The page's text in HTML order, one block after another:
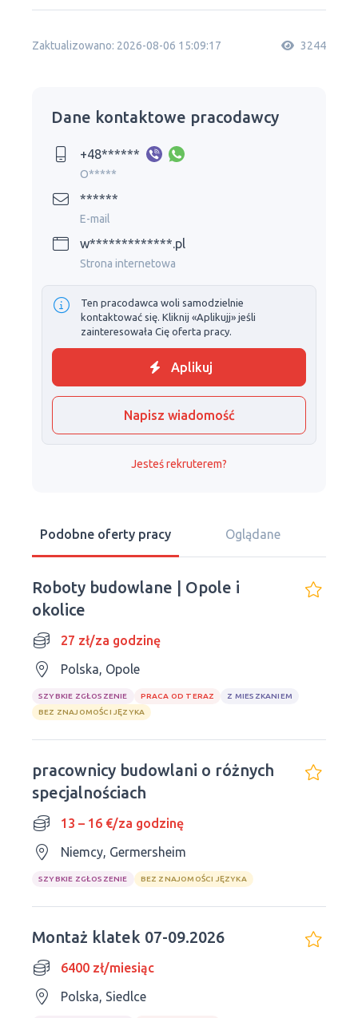
Zaktualizowano: 2026-08-06 15:09:17 3244
Dane kontaktowe pracodawcy
+48******
O*****
******
E-mail
w*************.pl
Strona internetowa
Ten pracodawca woli samodzielnie
kontaktować się. Kliknij «Aplikujj» jeśli
zainteresowała Cię oferta pracy.
Aplikuj
Napisz wiadomość
Jesteś rekruterem?
Podobne oferty pracy Oglądane
Roboty budowlane | Opole i
okolice
27 zł/za godzinę
Polska, Opole
SZYBKIE ZGŁOSZENIE PRACA OD TERAZ
Z MIESZKANIEM
BEZ ZNAJOMOŚCI JĘZYKA
pracownicy budowlani o różnych
specjalnościach
13 – 16 €/za godzinę
Niemcy, Germersheim
SZYBKIE ZGŁOSZENIE BEZ ZNAJOMOŚCI JĘZYKA
Montaż klatek 07-09.2026
6400 zł/miesiąc
Polska, Siedlce